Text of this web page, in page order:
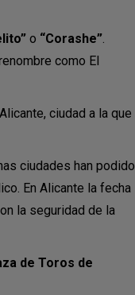
o “Corashe”
como El
ciudad a la que
ciudades han podido
En Alicante la fecha
la seguridad de la
de Toros de